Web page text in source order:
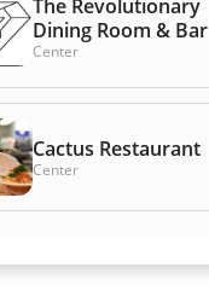
The Revolutionary
Dining Room & Bar
Center
Cactus Restaurant
Center